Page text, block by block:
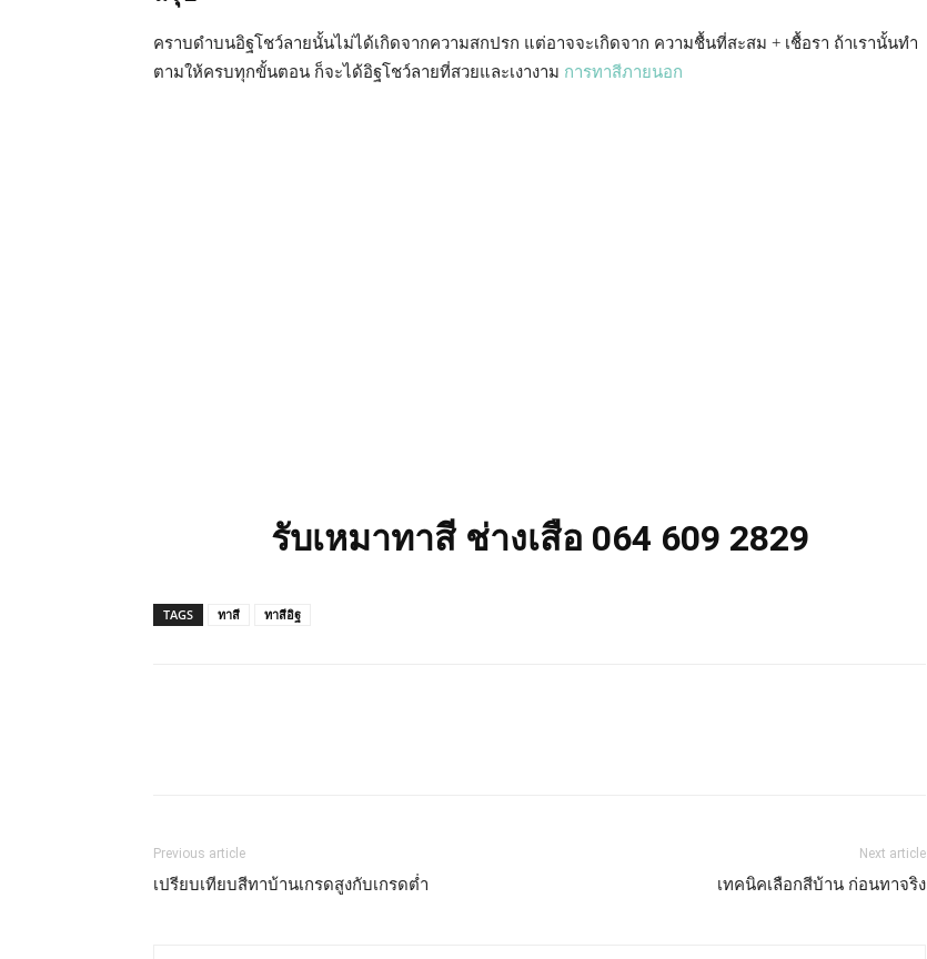
คราบดำบนอิฐโชว์ลายนั้นไม่ได้เกิดจากความสกปรก แต่อาจจะเกิดจาก ความชื้นที่สะสม + เชื้อรา ถ้าเรานั้นทำ
ตามให้ครบทุกขั้นตอน ก็จะได้อิฐโชว์ลายที่สวยและเงางาม การทาสีภายนอก
รับเหมาทาสี ช่างเสือ 064 609 2829
TAGS ทาสี ทาสีอิฐ
Previous article
เปรียบเทียบสีทาบ้านเกรดสูงกับเกรดต่ำ
Next article
เทคนิคเลือกสีบ้าน ก่อนทาจริง